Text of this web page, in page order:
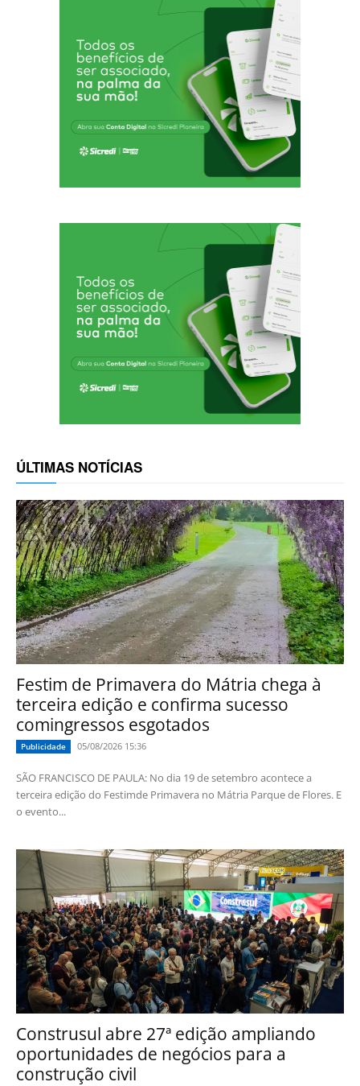
ÚLTIMAS NOTÍCIAS
Festim de Primavera do Mátria chega à
terceira edição e confirma sucesso
comingressos esgotados
Publicidade 05/08/2026 15:36
SÃO FRANCISCO DE PAULA: No dia 19 de setembro acontece a
terceira edição do Festimde Primavera no Mátria Parque de Flores. E
o evento...
Construsul abre 27ª edição ampliando
oportunidades de negócios para a
construção civil